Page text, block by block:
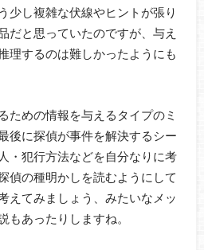
少し複雑な伏線やヒントが張り
だと思っていたのですが、与え
理するのは難しかったようにも
ための情報を与えるタイプのミ
後に探偵が事件を解決するシー
・犯行方法などを自分なりに考
偵の種明かしを読むようにして
えてみましょう、みたいなメッ
もあったりしますね。